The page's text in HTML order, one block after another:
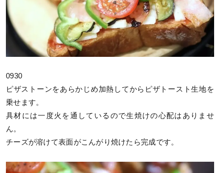
0930
ピザストーンをあらかじめ加熱してからピザトースト生地を
乗せます。
具材には一度火を通しているので生焼けの心配はありませ
ん。
チーズが溶けて表面がこんがり焼けたら完成です。